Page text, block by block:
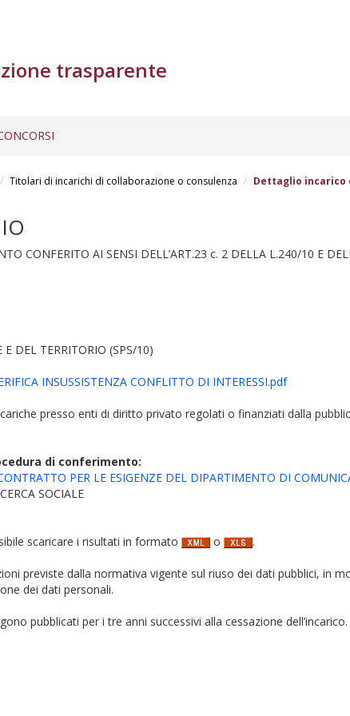
trasparente
Titolari di incarichi di collaborazione o consulenza Dettaglio incarico
CONFERITO AI SENSI DELL’ART.23 c. 2 DELLA L.240/10 E
DEL TERRITORIO (SPS/10)
INSUSSISTENZA CONFLITTO DI INTERESSI.pdf
presso enti di diritto privato regolati o finanziati dalla
di conferimento:
PER LE ESIGENZE DEL DIPARTIMENTO DI
SOCIALE
scaricare i risultati in formato o .
previste dalla normativa vigente sul riuso dei dati pubblici, in
dei dati personali.
pubblicati per i tre anni successivi alla cessazione dell’incarico.